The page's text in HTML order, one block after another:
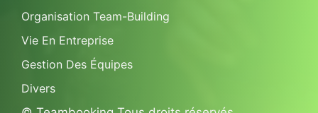
Organisation Team-Building
Vie En Entreprise
Gestion Des Équipes
Divers